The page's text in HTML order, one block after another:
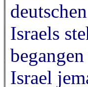
Israels
Israel